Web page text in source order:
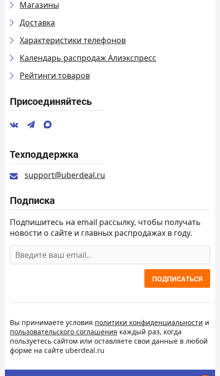
Магазины
Доставка
Характеристики телефонов
Календарь распродаж Алиэкспресс
Рейтинги товаров
Присоединяйтесь
Техподдержка
support@uberdeal.ru
Подписка
Подпишитесь на email рассылку, чтобы получать
новости о сайте и главных распродажах в году.
ПОДПИСАТЬСЯ
Вы принимаете условия политики конфиденциальности и
пользовательского соглашения каждый раз, когда
пользуетесь сайтом или оставляете свои данные в любой
форме на сайте uberdeal.ru